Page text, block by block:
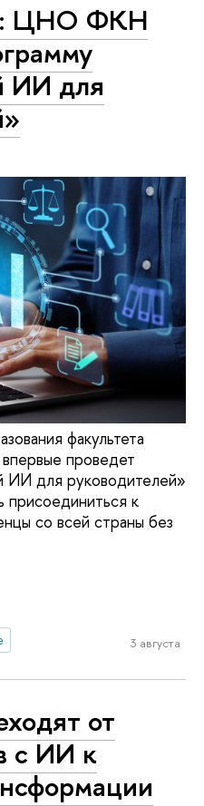
ЦНО ФКН
ИИ для
факультета
проведет
ИИ для руководителей»
присоединиться к
со всей страны без
3 августа
от
с ИИ к